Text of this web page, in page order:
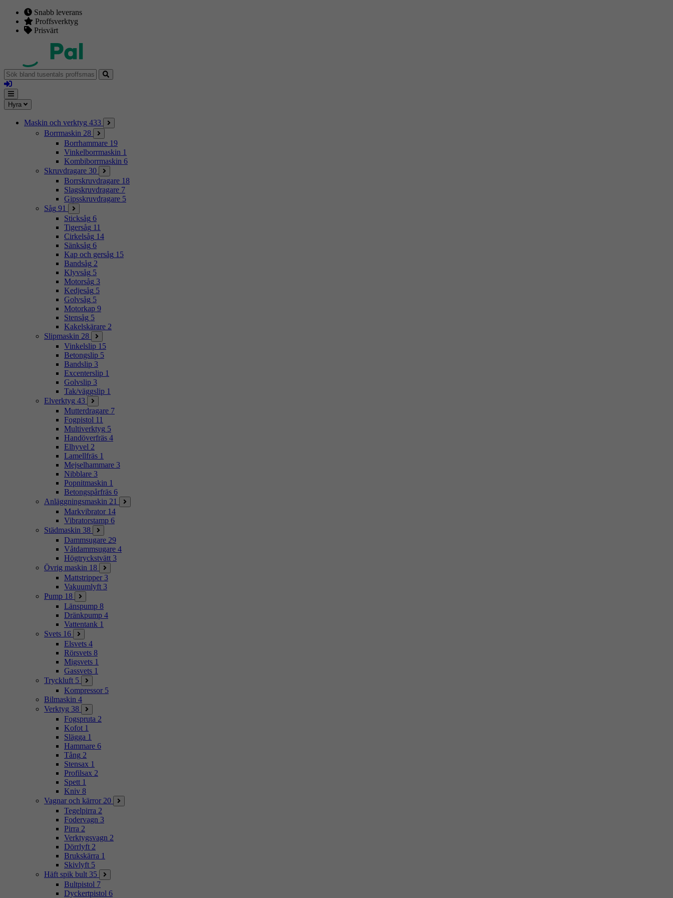
Snabb leverans
Proffsverktyg
Prisvärt
Sök
bland
tusentals
proffsmaskiner
Logga
in
Mina
sidor
Meny
Hyra
Maskin och verktyg 433
Borrmaskin 28
Borrhammare 19
Vinkelborrmaskin 1
Kombiborrmaskin 6
Skruvdragare 30
Borrskruvdragare 18
Slagskruvdragare 7
Gipsskruvdragare 5
Såg 91
Sticksåg 6
Tigersåg 11
Cirkelsåg 14
Sänksåg 6
Kap och gersåg 15
Bandsåg 2
Klyvsåg 5
Motorsåg 3
Kedjesåg 5
Golvsåg 5
Motorkap 9
Stensåg 5
Kakelskärare 2
Slipmaskin 28
Vinkelslip 15
Betongslip 5
Bandslip 3
Excenterslip 1
Golvslip 3
Tak/väggslip 1
Elverktyg 43
Mutterdragare 7
Fogpistol 11
Multiverktyg 5
Handöverfräs 4
Elhyvel 2
Lamellfräs 1
Mejselhammare 3
Nibblare 3
Popnitmaskin 1
Betongspårfräs 6
Anläggningsmaskin 21
Markvibrator 14
Vibratorstamp 6
Städmaskin 38
Dammsugare 29
Våtdammsugare 4
Högtryckstvätt 3
Övrig maskin 18
Mattstripper 3
Vakuumlyft 3
Pump 18
Länspump 8
Dränkpump 4
Vattentank 1
Svets 16
Elsvets 4
Rörsvets 8
Migsvets 1
Gassvets 1
Tryckluft 5
Kompressor 5
Bilmaskin 4
Verktyg 38
Fogspruta 2
Kofot 1
Slägga 1
Hammare 6
Tång 2
Stensax 1
Profilsax 2
Spett 1
Kniv 8
Vagnar och kärror 20
Tegelpirra 2
Fodervagn 3
Pirra 2
Verktygsvagn 2
Dörrlyft 2
Brukskärra 1
Skivlyft 5
Häft spik bult 35
Bultpistol 7
Dyckertpistol 6